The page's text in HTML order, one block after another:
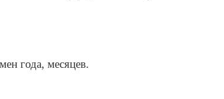
года, месяцев.